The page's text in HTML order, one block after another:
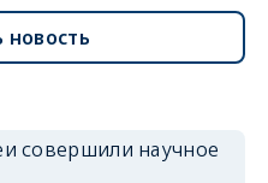
новость
совершили научное